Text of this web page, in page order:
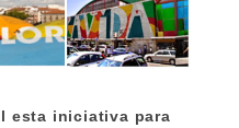
esta iniciativa para